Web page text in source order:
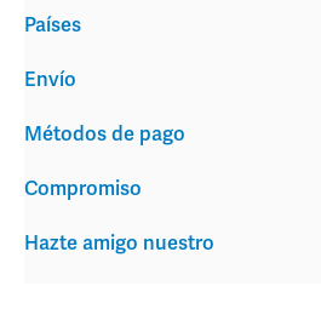
Envío
Métodos de pago
Compromiso
Hazte amigo nuestro
Países